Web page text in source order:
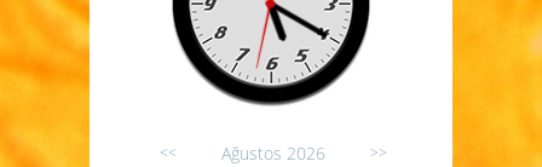
<< Ağustos 2026 >>